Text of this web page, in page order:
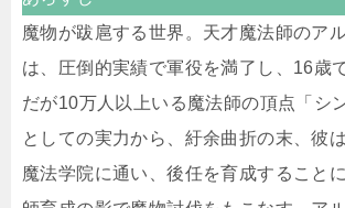
魔物が跋扈する世界。天才魔法師のア
は、圧倒的実績で軍役を満了し、16歳
だが10万人以上いる魔法師の頂点「シ
としての実力から、紆余曲折の末、彼
魔法学院に通い、後任を育成すること